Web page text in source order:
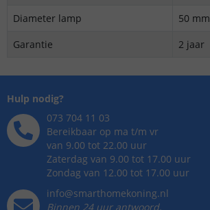
Diameter lamp
50 mm
Garantie
2 jaar
Hulp nodig?
073 704 11 03
Bereikbaar op ma t/m vr
van 9.00 tot 22.00 uur
Zaterdag van 9.00 tot 17.00 uur
Zondag van 12.00 tot 17.00 uur
info@smarthomekoning.nl
Binnen 24 uur antwoord,